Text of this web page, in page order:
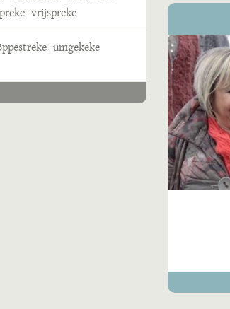
vrijspreke
umgekeke